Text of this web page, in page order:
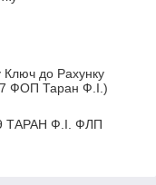
Ключ до Рахунку
ФОП Таран Ф.І.)
ТАРАН Ф.І. ФЛП